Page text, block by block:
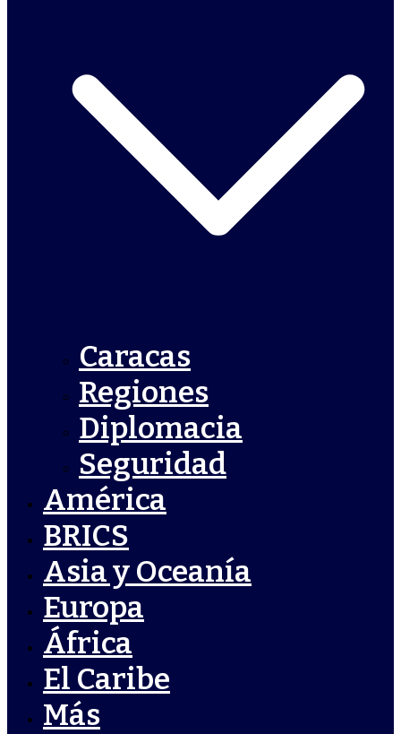
Caracas
Regiones
Diplomacia
Seguridad
América
BRICS
Asia y Oceanía
Europa
África
El Caribe
Más